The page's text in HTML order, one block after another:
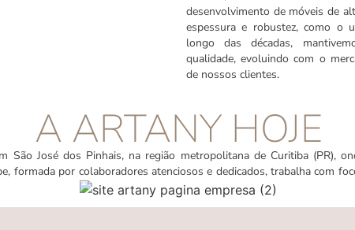
desenvolvimento de móveis de
espessura e robustez, como o
longo das décadas,
qualidade, evoluindo com o
de nossos clientes.
A ARTANY HOJE
São José dos Pinhais, na região metropolitana de Curitiba (PR),
formada por colaboradores atenciosos e dedicados, trabalha com